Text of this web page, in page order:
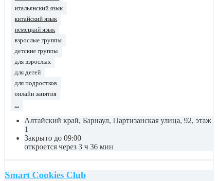
итальянский язык
китайский язык
немецкий язык
взрослые группы
детские группы
для взрослых
для детей
для подростков
онлайн занятия
Алтайский край, Барнаул, Партизанская улица, 92, этаж
1
Закрыто до 09:00
откроется через 3 ч 36 мин
Smart Cookies Club